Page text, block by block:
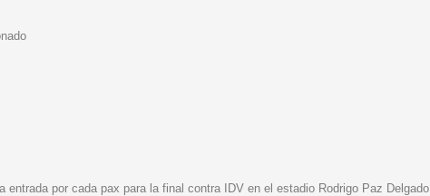
por cada pax para la final contra IDV en el estadio Rodrigo Paz Delgado